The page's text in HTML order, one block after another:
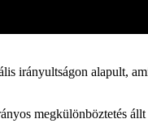
irányultságon alapult,
megkülönböztetés